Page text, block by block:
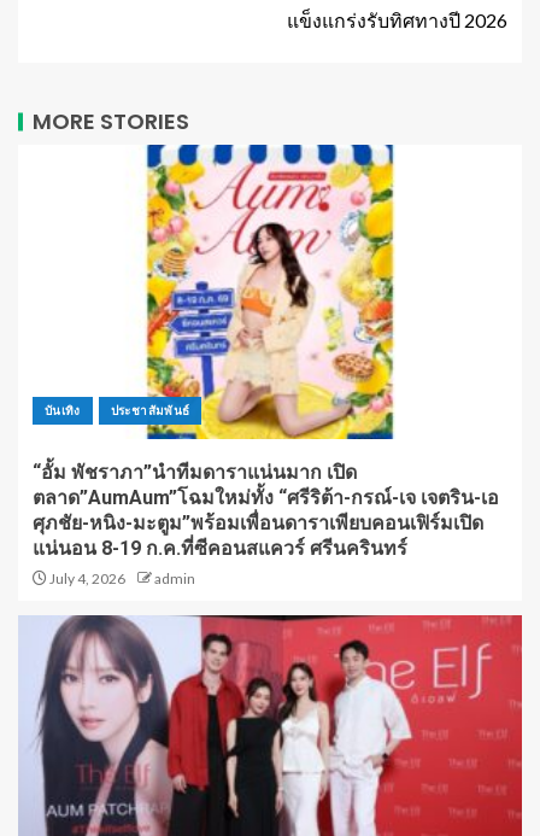
แข็งแกร่งรับทิศทางปี 2026
MORE STORIES
บันเทิง ประชาสัมพันธ์
“อั้ม พัชราภา”นำทีมดาราแน่นมาก เปิด
ตลาด”AumAum”โฉมใหม่ทั้ง “ศรีริต้า-กรณ์-เจ เจตริน-เอ
ศุภชัย-หนิง-มะตูม”พร้อมเพื่อนดาราเพียบคอนเฟิร์มเปิด
แน่นอน 8-19 ก.ค.ที่ซีคอนสแควร์ ศรีนครินทร์
July 4, 2026 admin